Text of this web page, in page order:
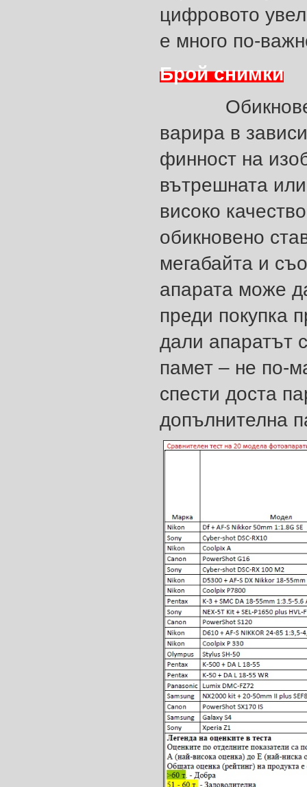
цифровото
е много по-
Брой снимки
Обикновено
варира в
финност на
вътрешната
високо
обикновено
мегабайта и
апарата може
преди покупка
дали апаратът
памет – не по-
спести доста
допълнителна